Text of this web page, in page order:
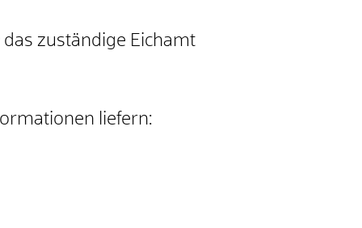
zuständige Eichamt
liefern: